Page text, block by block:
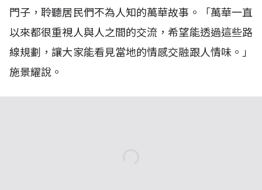
門子，聆聽居民們不為人知的萬華故事。「萬華一直
以來都很重視人與人之間的交流，希望能透過這些路
線規劃，讓大家能看見當地的情感交融跟人情味。」
施景耀說。